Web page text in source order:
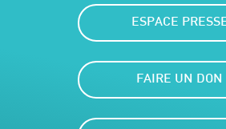
ESPACE
FAIRE UN DON